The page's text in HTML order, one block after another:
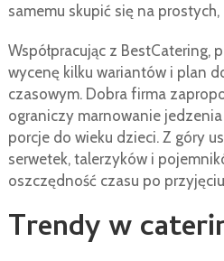
samemu skupić się na
Współpracując z BestCatering,
wycenę kilku wariantów i plan
czasowym. Dobra firma
ograniczy marnowanie
porcje do wieku dzieci. Z góry
serwetek, talerzyków i
oszczędność czasu po
Trendy w